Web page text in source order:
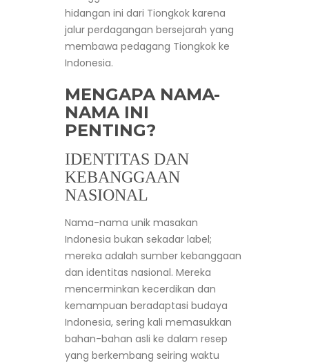
hidangan ini dari Tiongkok karena
jalur perdagangan bersejarah yang
membawa pedagang Tiongkok ke
Indonesia.
MENGAPA NAMA-
NAMA INI
PENTING?
IDENTITAS DAN
KEBANGGAAN
NASIONAL
Nama-nama unik masakan
Indonesia bukan sekadar label;
mereka adalah sumber kebanggaan
dan identitas nasional. Mereka
mencerminkan kecerdikan dan
kemampuan beradaptasi budaya
Indonesia, sering kali memasukkan
bahan-bahan asli ke dalam resep
yang berkembang seiring waktu